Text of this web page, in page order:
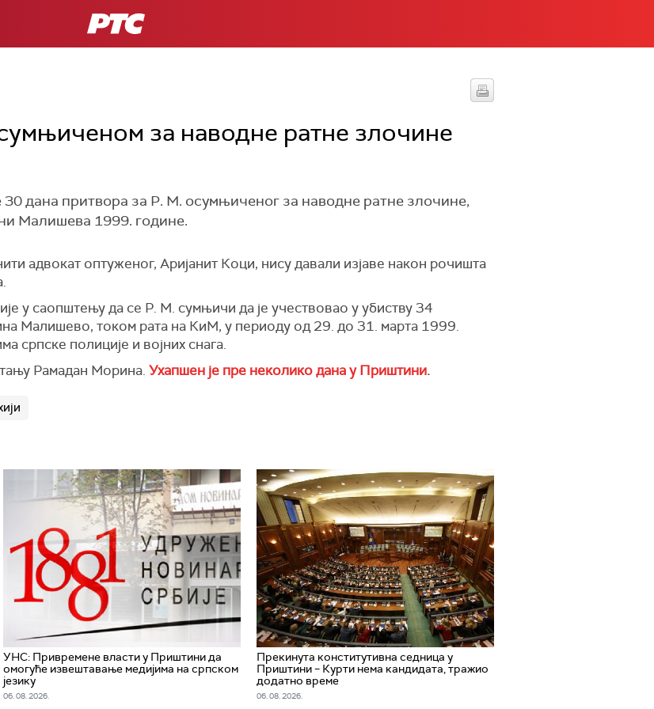
РТС
за наводне ратне злочине
дана притвора за Р. М. осумњиченог за наводне ратне злочине,
Малишева 1999. године.
адвокат оптуженог, Аријанит Коци, нису давали изјаве након рочишта
у саопштењу да се Р. М. сумњичи да је учествовао у убиству 34
Малишево, током рата на КиМ, у периоду од 29. до 31. марта 1999.
српске полиције и војних снага.
Рамадан Морина. Ухапшен је пре неколико дана у Приштини.
УНС: Привремене власти у Приштини да
омогуће извештавање медијима на српском
језику
06. 08. 2026.
Прекинута конститутивна седница у
Приштини – Курти нема кандидата, тражио
додатно време
06. 08. 2026.